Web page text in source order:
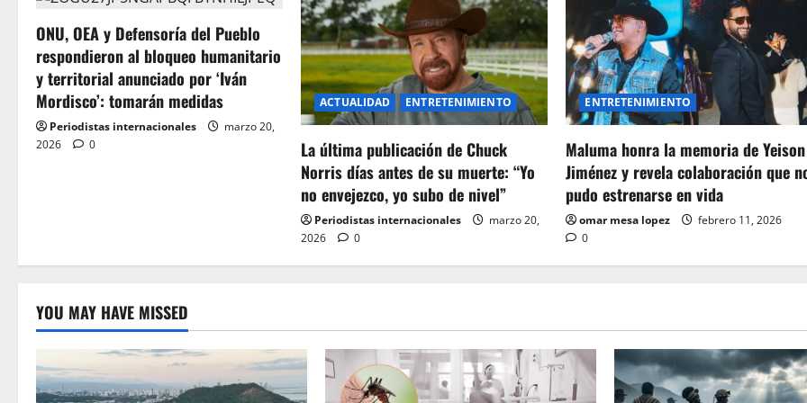
ONU, OEA y Defensoría del Pueblo
respondieron al bloqueo humanitario
y territorial anunciado por ‘Iván
Mordisco’: tomarán medidas
Periodistas internacionales
marzo 20,
2026
0
ACTUALIDAD ENTRETENIMIENTO
La última publicación de Chuck
Norris días antes de su muerte: “Yo
no envejezco, yo subo de nivel”
Periodistas internacionales
marzo 20,
2026
0
ENTRETENIMIENTO
Maluma honra la memoria de Yeison
Jiménez y revela colaboración que
pudo estrenarse en vida
omar mesa lopez
febrero 11, 2026
0
YOU MAY HAVE MISSED